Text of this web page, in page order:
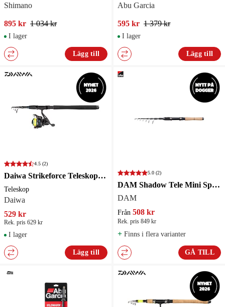
Shimano
895 kr 1 034 kr
I lager
Lägg till
Abu Garcia
595 kr 1 379 kr
I lager
Lägg till
4.5 (2)
Daiwa Strikeforce Teleskop Haspelset 7' 5-25g 0.17mm Yellow
Teleskop
Daiwa
529 kr
Rek. pris 629 kr
I lager
Lägg till
5.0 (2)
DAM Shadow Tele Mini Spin Haspelspö
DAM
Från 508 kr
Rek. pris 849 kr
+ Finns i flera varianter
GÅ TILL